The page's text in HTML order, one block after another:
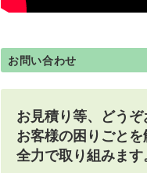
お問い合わせ
お見積り等、どうぞ
お客様の困りごと
全力で取り組みます